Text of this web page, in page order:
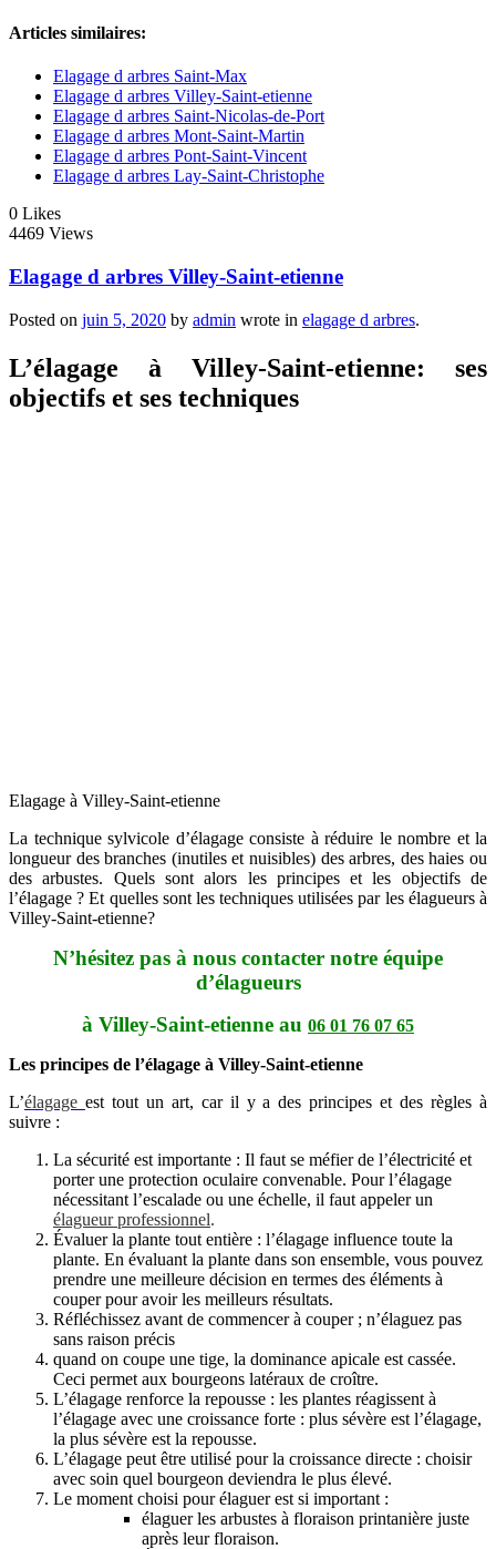
Articles similaires:
Elagage d arbres Saint-Max
Elagage d arbres Villey-Saint-etienne
Elagage d arbres Saint-Nicolas-de-Port
Elagage d arbres Mont-Saint-Martin
Elagage d arbres Pont-Saint-Vincent
Elagage d arbres Lay-Saint-Christophe
0 Likes
4469 Views
Elagage d arbres Villey-Saint-etienne
Posted on juin 5, 2020 by admin wrote in elagage d arbres.
L’élagage à Villey-Saint-etienne: ses
objectifs et ses techniques
Elagage à Villey-Saint-etienne
La technique sylvicole d’élagage consiste à réduire le nombre et la
longueur des branches (inutiles et nuisibles) des arbres, des haies ou
des arbustes. Quels sont alors les principes et les objectifs de
l’élagage ? Et quelles sont les techniques utilisées par les élagueurs à
Villey-Saint-etienne?
N’hésitez pas à nous contacter notre équipe
d’élagueurs
à Villey-Saint-etienne au 06 01 76 07 65
Les principes de l’élagage à Villey-Saint-etienne
L’élagage est tout un art, car il y a des principes et des règles à
suivre :
La sécurité est importante : Il faut se méfier de l’électricité et
porter une protection oculaire convenable. Pour l’élagage
nécessitant l’escalade ou une échelle, il faut appeler un
élagueur professionnel.
Évaluer la plante tout entière : l’élagage influence toute la
plante. En évaluant la plante dans son ensemble, vous pouvez
prendre une meilleure décision en termes des éléments à
couper pour avoir les meilleurs résultats.
Réfléchissez avant de commencer à couper ; n’élaguez pas
sans raison précis
quand on coupe une tige, la dominance apicale est cassée.
Ceci permet aux bourgeons latéraux de croître.
L’élagage renforce la repousse : les plantes réagissent à
l’élagage avec une croissance forte : plus sévère est l’élagage,
la plus sévère est la repousse.
L’élagage peut être utilisé pour la croissance directe : choisir
avec soin quel bourgeon deviendra le plus élevé.
Le moment choisi pour élaguer est si important :
élaguer les arbustes à floraison printanière juste
après leur floraison.